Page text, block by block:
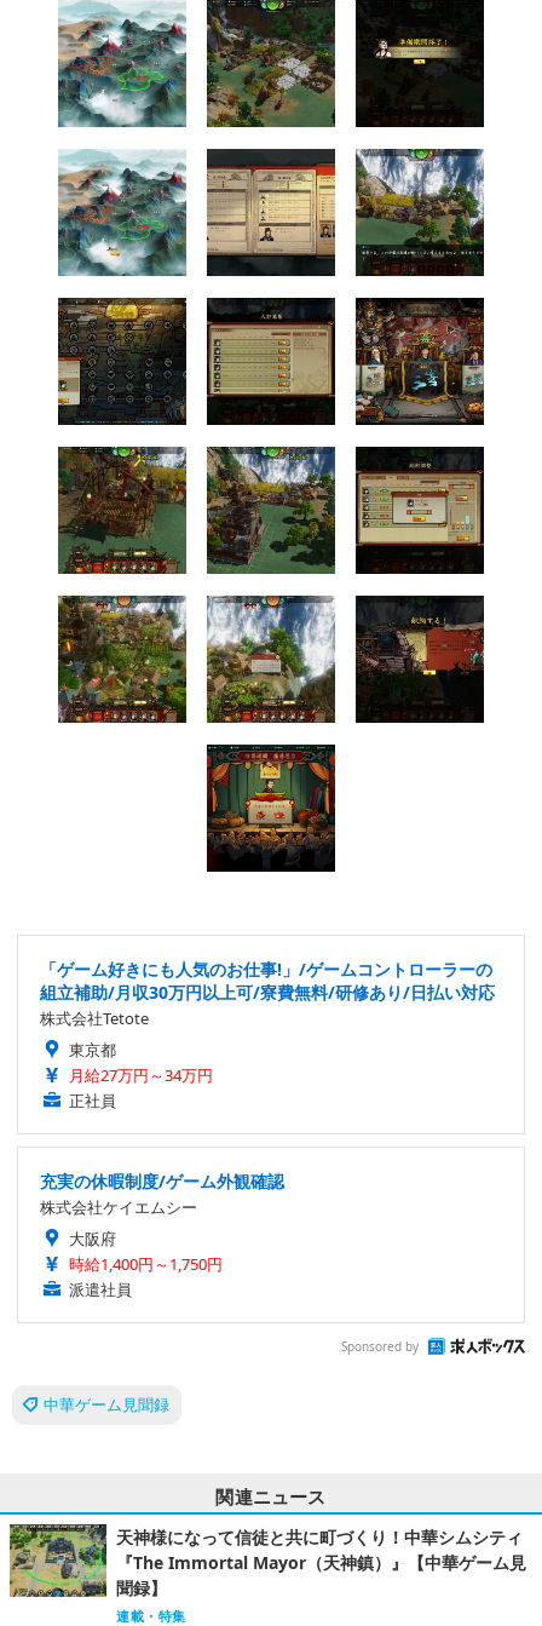
「ゲーム好きにも人気のお仕事!」/ゲームコントローラーの
組立補助/月収30万円以上可/寮費無料/研修あり/日払い対応
株式会社Tetote
東京都
月給27万円～34万円
正社員
充実の休暇制度/ゲーム外観確認
株式会社ケイエムシー
大阪府
時給1,400円～1,750円
派遣社員
Sponsored by
中華ゲーム見聞録
関連ニュース
天神様になって信徒と共に町づくり！中華シムシティ
『The Immortal Mayor（天神鎮）』【中華ゲーム見
聞録】
連載・特集